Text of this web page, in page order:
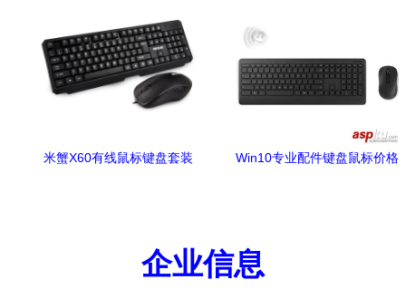
米蟹X60有线鼠标键盘套装
Win10专业配件键盘鼠标价格
企业信息